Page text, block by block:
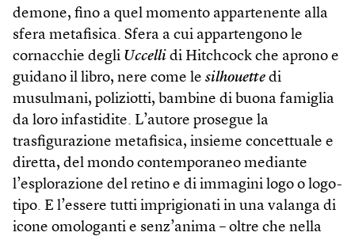
demone, fino a quel momento appartenente alla
sfera metafisica. Sfera a cui appartengono le
cornacchie degli Uccelli di Hitchcock che aprono e
guidano il libro, nere come le silhouette di
musulmani, poliziotti, bambine di buona famiglia
da loro infastidite. L’autore prosegue la
trasfigurazione metafisica, insieme concettuale e
diretta, del mondo contemporaneo mediante
l’esplorazione del retino e di immagini logo o logo-
tipo. E l’essere tutti imprigionati in una valanga di
icone omologanti e senz’anima – oltre che nella